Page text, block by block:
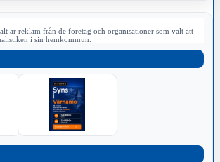
är reklam från de företag och organisationer som valt att
i sin hemkommun.